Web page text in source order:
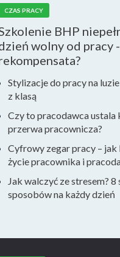
CZAS PRACY
BHP
wolny od pracy
Stylizacje do pracy na
z klasą
Czy to pracodawca ustala
przerwa pracownicza?
Cyfrowy zegar pracy – jak
życie pracownika i
Jak walczyć ze stresem?
sposobów na każdy dzień